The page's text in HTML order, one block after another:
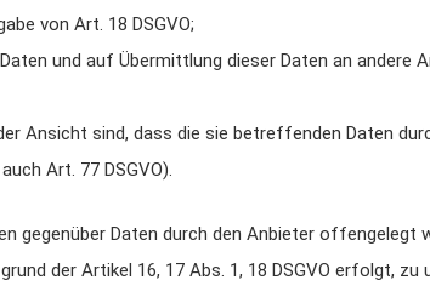
von Art. 18 DSGVO;
und auf Übermittlung dieser Daten an andere
Ansicht sind, dass die sie betreffenden Daten
Art. 77 DSGVO).
gegenüber Daten durch den Anbieter offengelegt
der Artikel 16, 17 Abs. 1, 18 DSGVO erfolgt,